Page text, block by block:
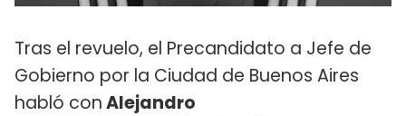
Tras el revuelo, el Precandidato a Jefe de
Gobierno por la Ciudad de Buenos Aires
habló conAlejandro